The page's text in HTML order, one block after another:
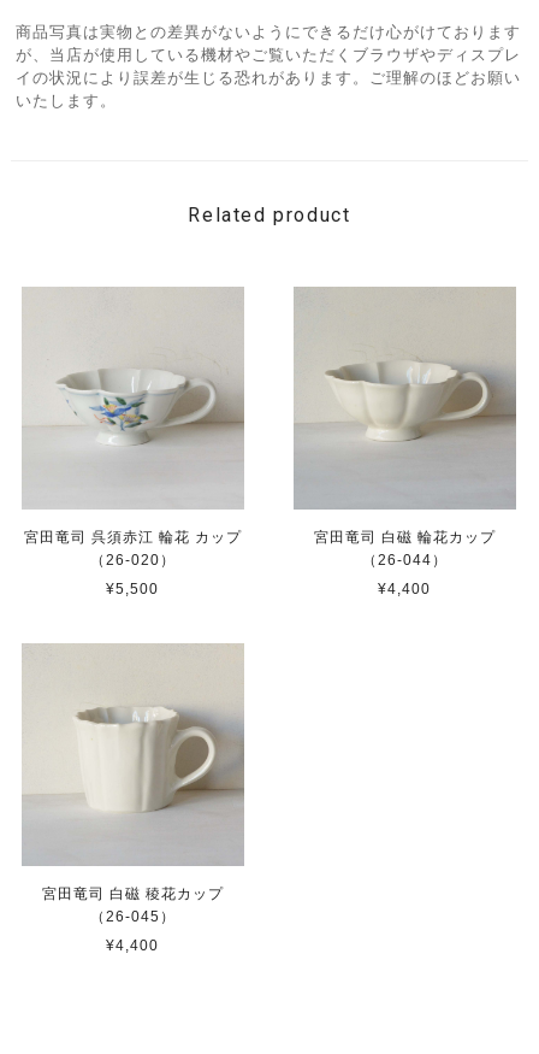
商品写真は実物との差異がないようにできるだけ心がけております
が、当店が使用している機材やご覧いただくブラウザやディスプレ
イの状況により誤差が生じる恐れがあります。ご理解のほどお願い
いたします。
Related product
宮田竜司 呉須赤江 輪花 カップ
（26-020）
¥5,500
宮田竜司 白磁 輪花カップ
（26-044）
¥4,400
宮田竜司 白磁 稜花カップ
（26-045）
¥4,400